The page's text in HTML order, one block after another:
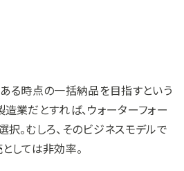
ある時点の一括納品を目指すという
業だとすれば、ウォーターフォー
。むしろ、そのビジネスモデルで
しては非効率。